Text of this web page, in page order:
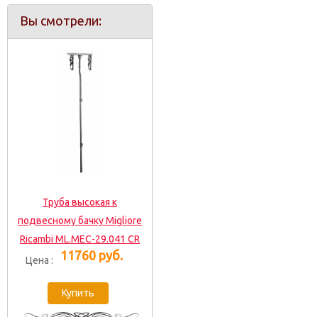
Вы смотрели:
Труба высокая к
подвесному бачку Migliore
Ricambi ML.MEC-29.041 CR
Цена :
11760 руб.